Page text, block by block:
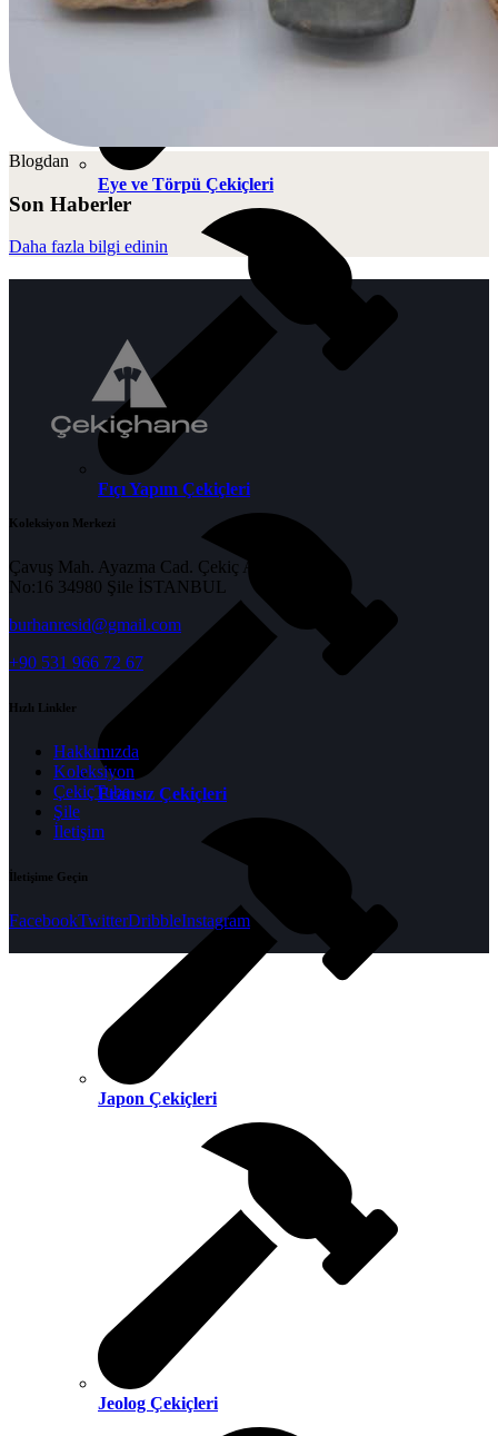
Eye ve Törpü Çekiçleri
Fıçı Yapım Çekiçleri
Fransız Çekiçleri
Japon Çekiçleri
Jeolog Çekiçleri
Blogdan
Son Haberler
Daha fazla bilgi edinin
Koleksiyon Merkezi
Çavuş Mah. Ayazma Cad. Çekiç Apt.
No:16 34980 Şile İSTANBUL
burhanresid@gmail.com
+90 531 966 72 67
Hızlı Linkler
Hakkımızda
Koleksiyon
ÇekiçTube
Şile
İletişim
İletişime Geçin
FacebookTwitterDribbleInstagram